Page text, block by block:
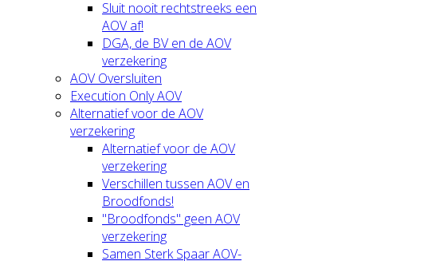
Sluit nooit rechtstreeks een
AOV af!
DGA, de BV en de AOV
verzekering
AOV Oversluiten
Execution Only AOV
Alternatief voor de AOV
verzekering
Alternatief voor de AOV
verzekering
Verschillen tussen AOV en
Broodfonds!
"Broodfonds" geen AOV
verzekering
Samen Sterk Spaar AOV-